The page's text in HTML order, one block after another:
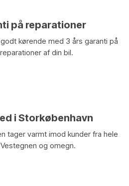
på reparationer
kørende med 3 års garanti på
af din bil.
i Storkøbenhavn
tager varmt imod kunder fra hele
og omegn.